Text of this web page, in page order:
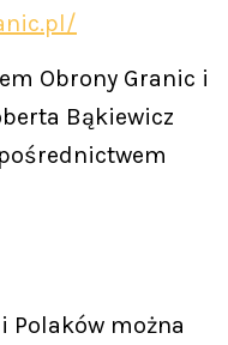
Obrony Granic i
Bąkiewicz
Polaków można